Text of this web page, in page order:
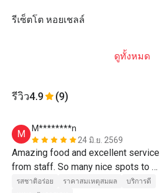
รีเซ็ตโต หอยเชลล์
ดูทั้งหมด
รีวิว4.9 (9)
M
M********n
24 มิ.ย. 2569
Amazing food and excellent service
from staff. So many nice spots to
take photos as well.
รสชาติอร่อย ราคาสมเหตุสมผล
บริการดี